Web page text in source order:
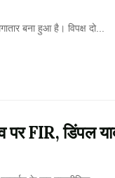
बना हुआ है। विपक्ष दो...
FIR, डिंपल